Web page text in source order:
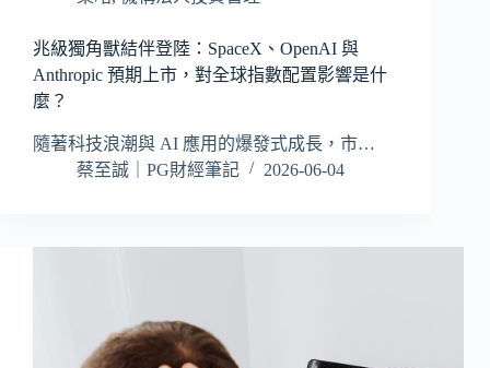
兆級獨角獸結伴登陸：SpaceX、OpenAI 與
Anthropic 預期上市，對全球指數配置影響是什
麼？
隨著科技浪潮與 AI 應用的爆發式成長，市…
蔡至誠｜PG財經筆記
2026-06-04